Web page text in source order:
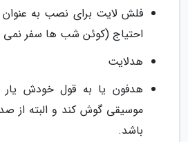
فلش لایت برای نصب به
احتیاج (کوئن شب ها سفر نمی
هدلایت
هدفون یا به قول خودش
موسیقی گوش کند و البته از
باشد.